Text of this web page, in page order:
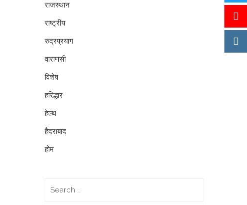
राजस्थान
राष्ट्रीय
रुद्रप्रयाग
वाराणसी
विशेष
हरिद्धार
हेल्थ
हैदराबाद
होम